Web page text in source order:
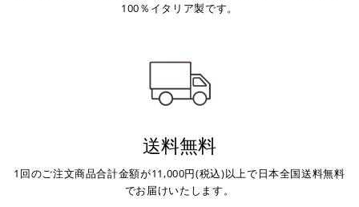
100％イタリア製です。
送料無料
1回のご注文商品合計金額が11,000円(税込)以上で日本全国送料無料
でお届けいたします。